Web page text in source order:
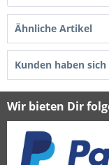
Ähnliche Artikel
Kunden haben
Wir bieten Dir